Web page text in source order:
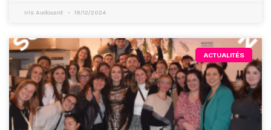
Iris Audouard 18/12/2024
ACTUALITÉS